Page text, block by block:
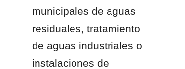
municipales de aguas
residuales, tratamiento
de aguas industriales o
instalaciones de